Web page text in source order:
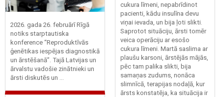
2026. gada 26. februārī Rīgā
notiks starptautiska
konference “Reproduktīvās
ģenētikas iespējas diagnostikā
un ārstēšanā”. Tajā Latvijas un
ārvalstu vadošie zinātnieki un
ārsti diskutēs un ...
cukura līmeni, nepabrīdinot
pacienti, kādu insulīna devu
viņai ievada, un bija ļoti slikti.
Saprotot situāciju, ārsti tomēr
veica operāciju ar esošo
cukura līmeni. Martā saslima ar
plaušu karsoni, ārstējās mājās,
pēc tam palika slikti, bija
samaņas zudums, nonāca
slimnīcā, terapijas nodaļā, kur
ārsts konstatēja, ka situācija ir